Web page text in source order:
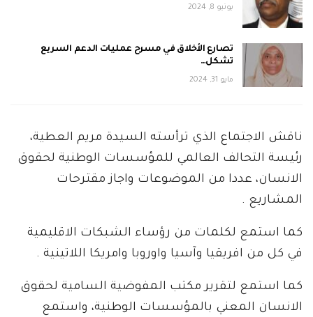
يونيو 8, 2024
تصارع الأخلاق في مسرح عمليات الدعم السريع
تشكل…
مايو 31, 2024
ناقش الاجتماع الذي ترأسته السيدة مريم العطية،
رئيسة التحالف العالمي للمؤسسات الوطنية لحقوق
الانسان، عددا من الموضوعات واجاز مقترحات
المشاريع .
كما استمع لكلمات من رؤساء الشبكات الاقليمية
في كل من افريقيا وآسيا واوروبا وامريكا اللاتينية .
كما استمع لتقرير مكتب المفوضية السامية لحقوق
الانسان المعني بالمؤسسات الوطنية، واستمع